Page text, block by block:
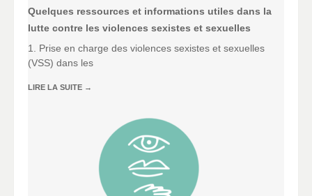
Quelques ressources et informations utiles dans la
lutte contre les violences sexistes et sexuelles
1. Prise en charge des violences sexistes et sexuelles
(VSS) dans les
LIRE LA SUITE →